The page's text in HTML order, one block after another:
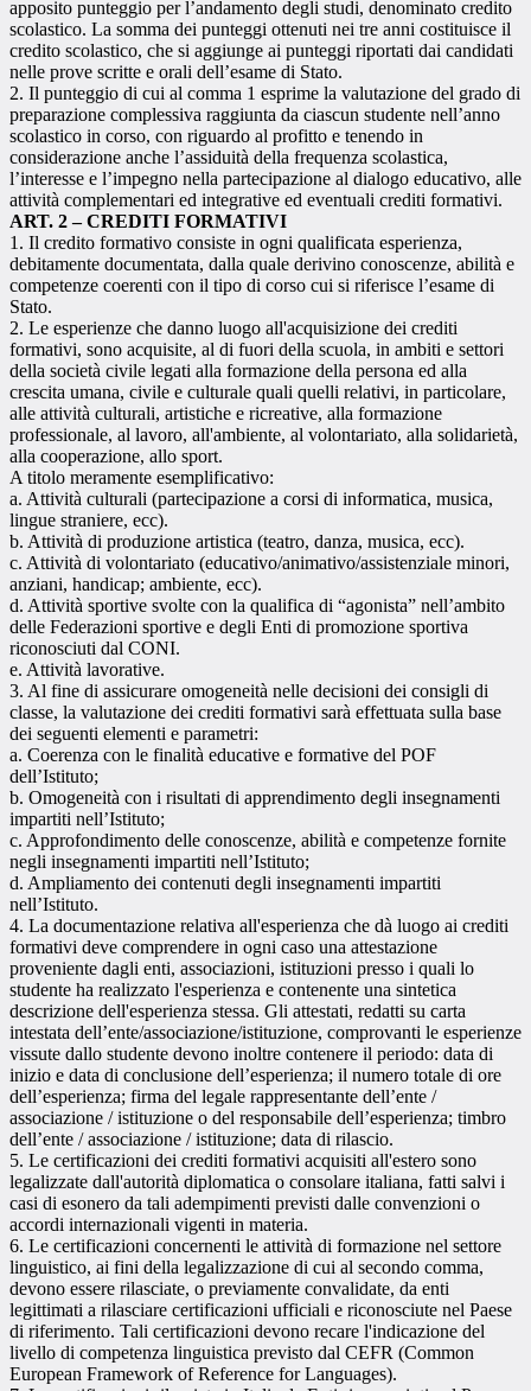
apposito punteggio per l’andamento degli studi, denominato credito
scolastico. La somma dei punteggi ottenuti nei tre anni costituisce il
credito scolastico, che si aggiunge ai punteggi riportati dai candidati
nelle prove scritte e orali dell’esame di Stato.
2. Il punteggio di cui al comma 1 esprime la valutazione del grado di
preparazione complessiva raggiunta da ciascun studente nell’anno
scolastico in corso, con riguardo al profitto e tenendo in
considerazione anche l’assiduità della frequenza scolastica,
l’interesse e l’impegno nella partecipazione al dialogo educativo, alle
attività complementari ed integrative ed eventuali crediti formativi.
ART. 2 – CREDITI FORMATIVI
1. Il credito formativo consiste in ogni qualificata esperienza,
debitamente documentata, dalla quale derivino conoscenze, abilità e
competenze coerenti con il tipo di corso cui si riferisce l’esame di
Stato.
2. Le esperienze che danno luogo all'acquisizione dei crediti
formativi, sono acquisite, al di fuori della scuola, in ambiti e settori
della società civile legati alla formazione della persona ed alla
crescita umana, civile e culturale quali quelli relativi, in particolare,
alle attività culturali, artistiche e ricreative, alla formazione
professionale, al lavoro, all'ambiente, al volontariato, alla solidarietà,
alla cooperazione, allo sport.
A titolo meramente esemplificativo:
a. Attività culturali (partecipazione a corsi di informatica, musica,
lingue straniere, ecc).
b. Attività di produzione artistica (teatro, danza, musica, ecc).
c. Attività di volontariato (educativo/animativo/assistenziale minori,
anziani, handicap; ambiente, ecc).
d. Attività sportive svolte con la qualifica di “agonista” nell’ambito
delle Federazioni sportive e degli Enti di promozione sportiva
riconosciuti dal CONI.
e. Attività lavorative.
3. Al fine di assicurare omogeneità nelle decisioni dei consigli di
classe, la valutazione dei crediti formativi sarà effettuata sulla base
dei seguenti elementi e parametri:
a. Coerenza con le finalità educative e formative del POF
dell’Istituto;
b. Omogeneità con i risultati di apprendimento degli insegnamenti
impartiti nell’Istituto;
c. Approfondimento delle conoscenze, abilità e competenze fornite
negli insegnamenti impartiti nell’Istituto;
d. Ampliamento dei contenuti degli insegnamenti impartiti
nell’Istituto.
4. La documentazione relativa all'esperienza che dà luogo ai crediti
formativi deve comprendere in ogni caso una attestazione
proveniente dagli enti, associazioni, istituzioni presso i quali lo
studente ha realizzato l'esperienza e contenente una sintetica
descrizione dell'esperienza stessa. Gli attestati, redatti su carta
intestata dell’ente/associazione/istituzione, comprovanti le esperienze
vissute dallo studente devono inoltre contenere il periodo: data di
inizio e data di conclusione dell’esperienza; il numero totale di ore
dell’esperienza; firma del legale rappresentante dell’ente /
associazione / istituzione o del responsabile dell’esperienza; timbro
dell’ente / associazione / istituzione; data di rilascio.
5. Le certificazioni dei crediti formativi acquisiti all'estero sono
legalizzate dall'autorità diplomatica o consolare italiana, fatti salvi i
casi di esonero da tali adempimenti previsti dalle convenzioni o
accordi internazionali vigenti in materia.
6. Le certificazioni concernenti le attività di formazione nel settore
linguistico, ai fini della legalizzazione di cui al secondo comma,
devono essere rilasciate, o previamente convalidate, da enti
legittimati a rilasciare certificazioni ufficiali e riconosciute nel Paese
di riferimento. Tali certificazioni devono recare l'indicazione del
livello di competenza linguistica previsto dal CEFR (Common
European Framework of Reference for Languages).